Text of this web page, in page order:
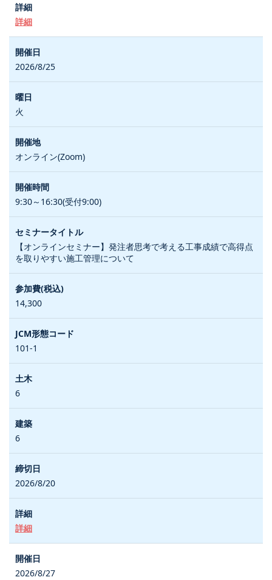
詳細
2026/8/25
火
オンライン(Zoom)
9:30～16:30(受付9:00)
【オンラインセミナー】発注者思考で考える工事成績で高得点
を取りやすい施工管理について
14,300
101-1
6
6
2026/8/20
詳細
2026/8/27